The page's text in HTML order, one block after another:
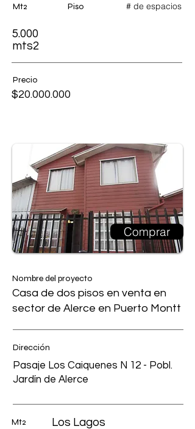
Mt2
5.000
mts2
Piso # de espacios
Precio
$20.000.000
Comprar
Nombre del proyecto
Casa de dos pisos en venta en
sector de Alerce en Puerto Montt
Dirección
Pasaje Los Caiquenes N 12 - Pobl.
Jardín de Alerce
Mt2 Los Lagos